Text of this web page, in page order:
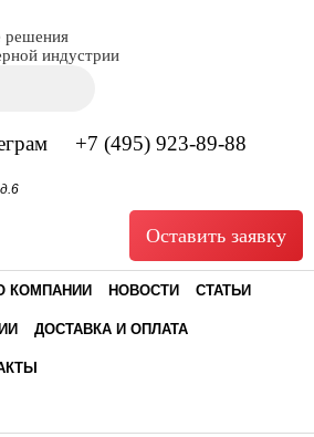
решения
индустрии
+7 (495) 923-89-88
Оставить заявку
КОМПАНИИ НОВОСТИ СТАТЬИ
ДОСТАВКА И ОПЛАТА